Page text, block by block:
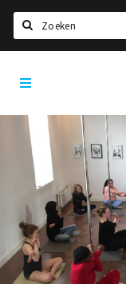
HOME
STUDEREN
Voel je thuis in
Welkom in Breda
Studentenraad
Studentenroutes